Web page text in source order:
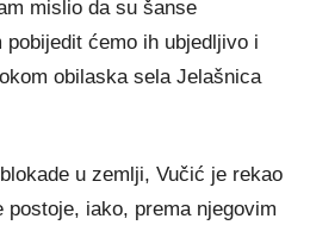
mislio da su šanse
ćemo ih ubjedljivo i
obilaska sela Jelašnica
u zemlji, Vučić je rekao
iako, prema njegovim